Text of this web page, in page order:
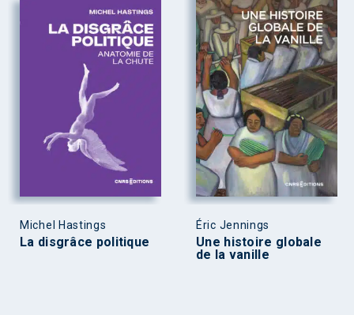
Michel Hastings
La disgrâce politique
Éric Jennings
Une histoire globale
de la vanille